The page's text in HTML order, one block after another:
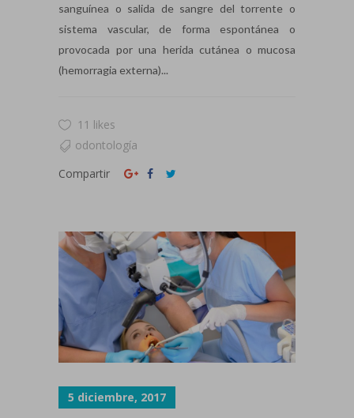
sanguínea o salida de sangre del torrente o
sistema vascular, de forma espontánea o
provocada por una herida cutánea o mucosa
(hemorragia externa)...
11 likes
odontología
Compartir
5 diciembre, 2017